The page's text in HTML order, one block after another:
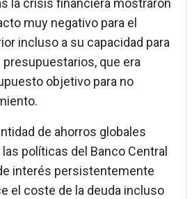
la crisis financiera mostraron
muy negativo para el
incluso a su capacidad para
que era
objetivo para no
de ahorros globales
políticas del Banco Central
interés persistentemente
el coste de la deuda incluso